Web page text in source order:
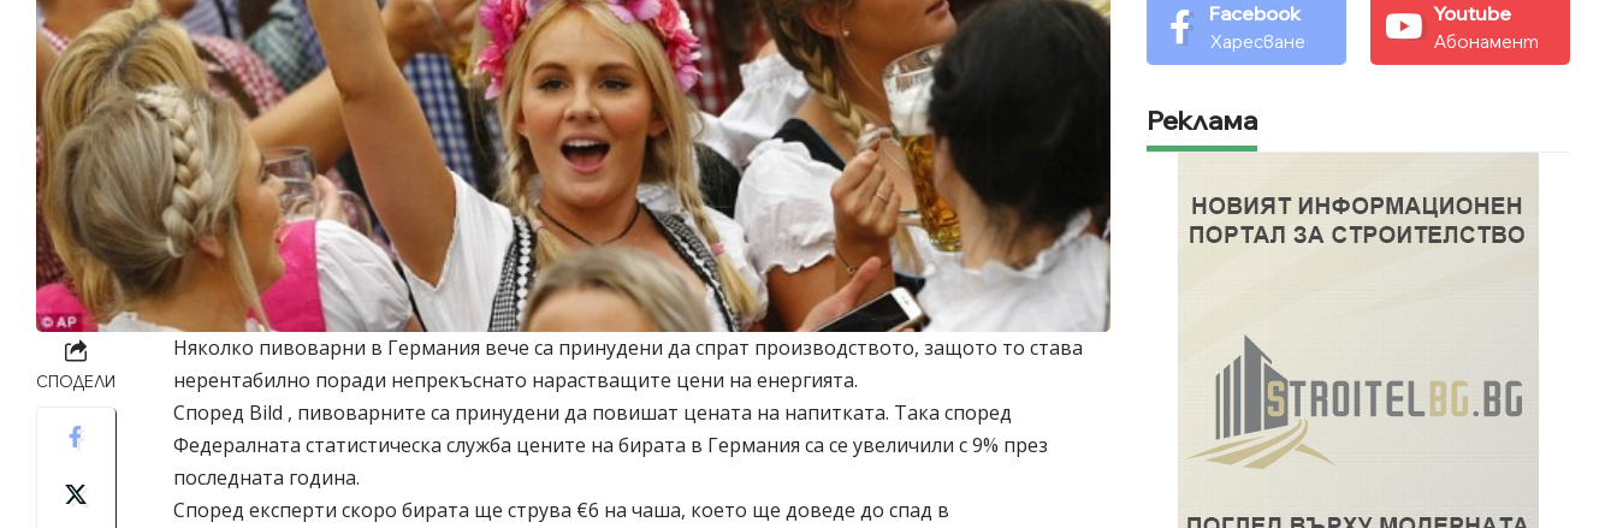
СПОДЕЛИ
Няколко пивоварни в Германия вече са принудени да спрат производството, защото то става
нерентабилно поради непрекъснато нарастващите цени на енергията.
Според Bild , пивоварните са принудени да повишат цената на напитката. Така според
Федералната статистическа служба цените на бирата в Германия са се увеличили с 9% през
последната година.
Според експерти скоро бирата ще струва €6 на чаша, което ще доведе до спад в
Facebook
Харесване
Youtube
Абонамент
Реклама